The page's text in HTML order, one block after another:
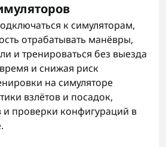
к симуляторам,
отрабатывать манёвры,
и тренироваться без выезда
и снижая риск
на симуляторе
взлётов и посадок,
и проверки конфигураций в